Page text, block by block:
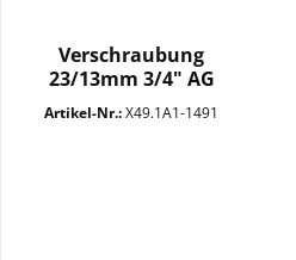
Verschraubung
23/13mm 3/4" AG
Artikel-Nr.:X49.1A1-1491